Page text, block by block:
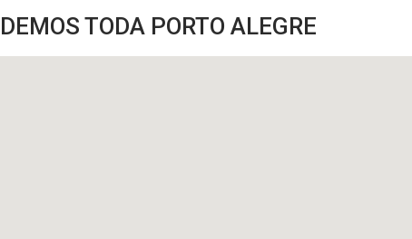
TODA PORTO ALEGRE